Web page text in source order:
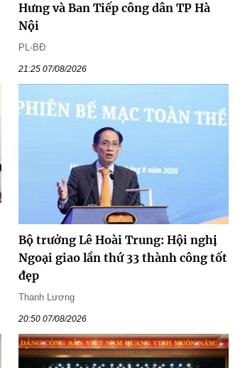
Hưng và Ban Tiếp công dân TP Hà
Nội
PL-BĐ
21:25 07/08/2026
Bộ trưởng Lê Hoài Trung: Hội nghị
Ngoại giao lần thứ 33 thành công tốt
đẹp
Thanh Lương
20:50 07/08/2026